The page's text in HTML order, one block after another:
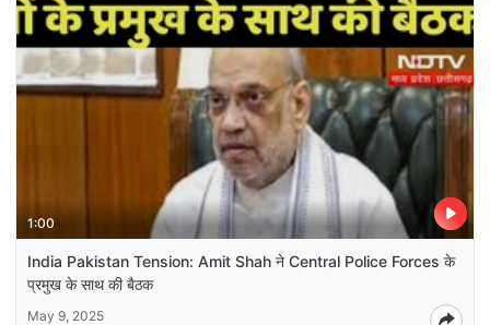
1:00
India Pakistan Tension: Amit Shah ने Central Police Forces के
प्रमुख के साथ की बैठक
May 9, 2025